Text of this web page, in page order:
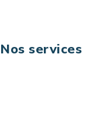
Nos services